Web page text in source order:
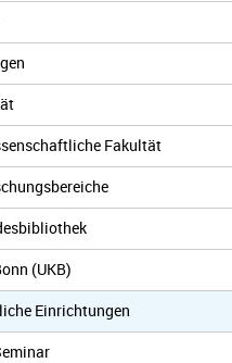
Fakultät
(UKB)
Einrichtungen